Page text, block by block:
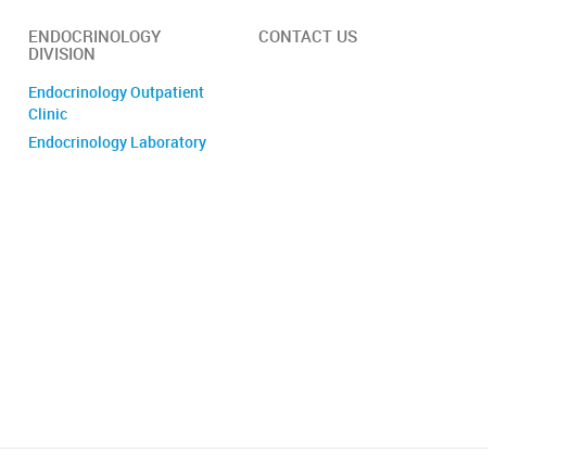
ENDOCRINOLOGY
DIVISION
Endocrinology Outpatient
Clinic
Endocrinology Laboratory
CONTACT US